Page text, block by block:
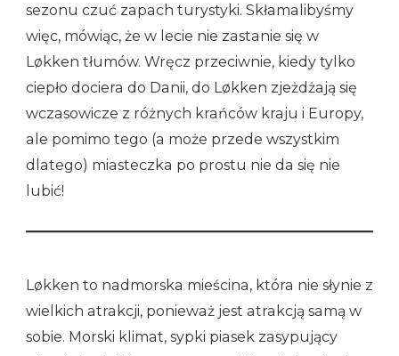
sezonu czuć zapach turystyki. Skłamalibyśmy
więc, mówiąc, że w lecie nie zastanie się w
Løkken tłumów. Wręcz przeciwnie, kiedy tylko
ciepło dociera do Danii, do Løkken zjeżdżają się
wczasowicze z różnych krańców kraju i Europy,
ale pomimo tego (a może przede wszystkim
dlatego) miasteczka po prostu nie da się nie
lubić!
Løkken to nadmorska mieścina, która nie słynie z
wielkich atrakcji, ponieważ jest atrakcją samą w
sobie. Morski klimat, sypki piasek zasypujący